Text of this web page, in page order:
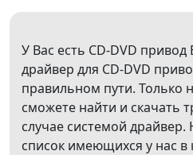
У Вас есть CD-DVD
драйвер для CD-DVD
правильном пути. Только
сможете найти и скачать
случае системой
список имеющихся у нас в